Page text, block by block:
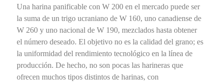
Una harina panificable con W 200 en el mercado puede ser
la suma de un trigo ucraniano de W 160, uno canadiense de
W 260 y uno nacional de W 190, mezclados hasta obtener
el número deseado. El objetivo no es la calidad del grano; es
la uniformidad del rendimiento tecnológico en la línea de
producción. De hecho, no son pocas las harineras que
ofrecen muchos tipos distintos de harinas, con